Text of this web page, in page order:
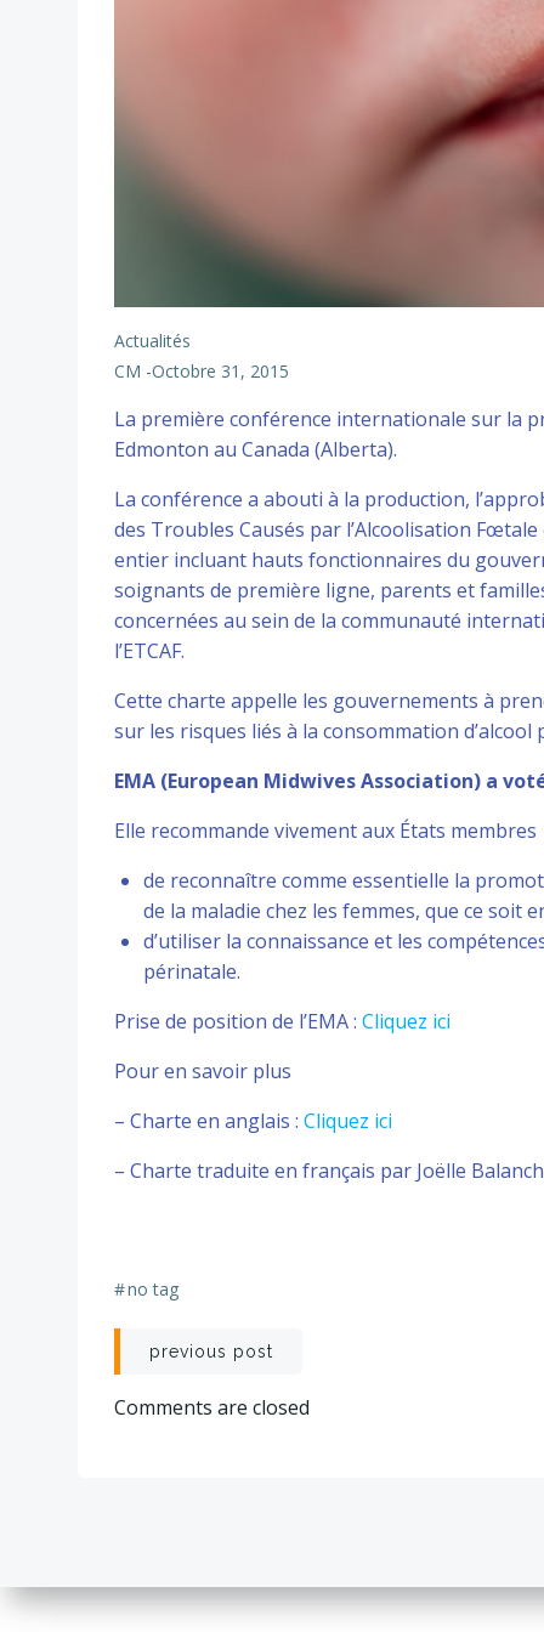
Actualités
CM -Octobre 31, 2015
La première conférence internationale sur la
Edmonton au Canada (Alberta).
La conférence a abouti à la production,
des Troubles Causés par l’Alcoolisation
entier incluant hauts fonctionnaires du
soignants de première ligne, parents et
concernées au sein de la communauté
l’ETCAF.
Cette charte appelle les gouvernements à
sur les risques liés à la consommation d’alcool
EMA (European Midwives Association) a
Elle recommande vivement aux États membres
de reconnaître comme essentielle la
de la maladie chez les femmes, que ce
d’utiliser la connaissance et les
périnatale.
Prise de position de l’EMA : Cliquez ici
Pour en savoir plus
– Charte en anglais : Cliquez ici
– Charte traduite en français par Joëlle
#no tag
Navigation
de
previous post
Comments are closed